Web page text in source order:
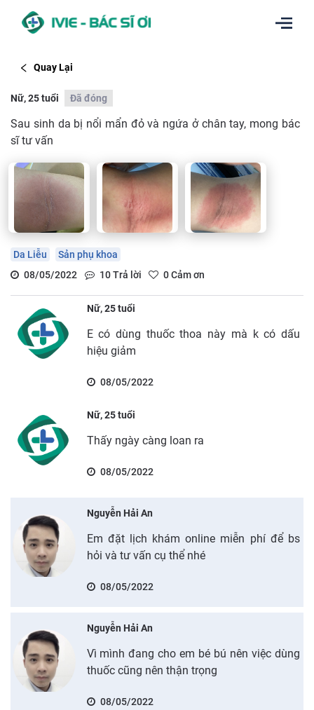
Quay Lại
Nữ, 25 tuổi Đã đóng
Sau sinh da bị nổi mẩn đỏ và ngứa ở chân tay, mong bác
sĩ tư vấn
Da Liễu
Sản phụ khoa
08/05/2022
10Trả lời 0Cảm ơn
Nữ, 25 tuổi
E có dùng thuốc thoa này mà k có dấu
hiệu giảm
08/05/2022
Nữ, 25 tuổi
Thấy ngày càng loan ra
08/05/2022
Nguyễn Hải An
Em đặt lịch khám online miễn phí để bs
hỏi và tư vấn cụ thể nhé
08/05/2022
Nguyễn Hải An
Vì mình đang cho em bé bú nên việc dùng
thuốc cũng nên thận trọng
08/05/2022